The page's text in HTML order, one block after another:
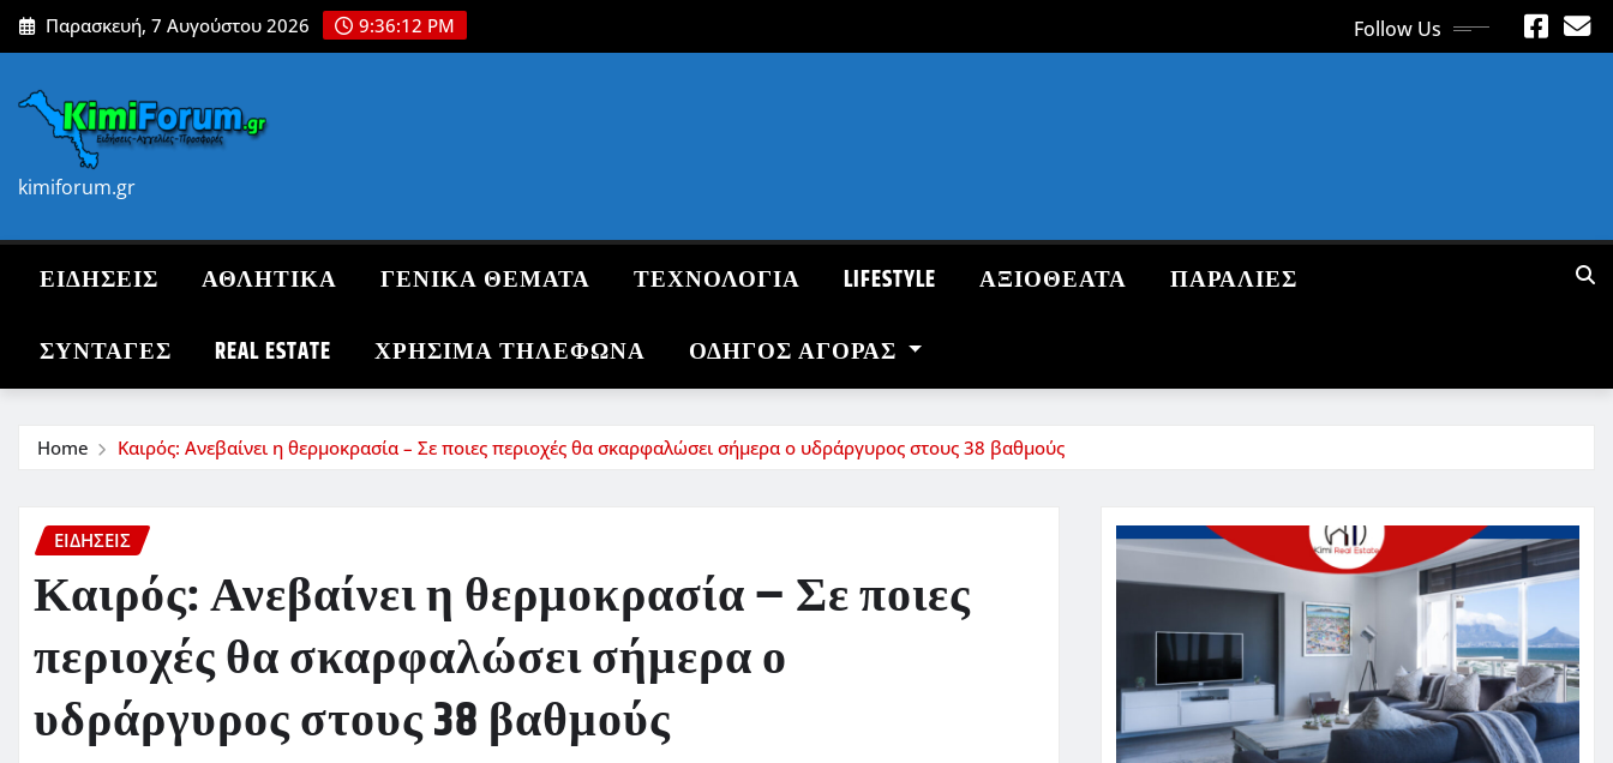
Skip
to
Παρασκευή, 7 Αυγούστου 2026 9:36:14 PM Follow Us
kimiforum.gr
ΕΙΔΗΣΕΙΣ ΑΘΛΗΤΙΚΑ ΓΕΝΙΚΑ ΘΕΜΑΤΑ ΤΕΧΝΟΛΟΓΙΑ LIFESTYLE ΑΞΙΟΘΕΑΤΑ ΠΑΡΑΛΙΕΣ
ΣΥΝΤΑΓΈΣ REAL ESTATE ΧΡΗΣΙΜΑ ΤΗΛΕΦΩΝΑ ΟΔΗΓΌΣ ΑΓΟΡΆΣ
Home Καιρός: Ανεβαίνει η θερμοκρασία – Σε ποιες περιοχές θα σκαρφαλώσει σήμερα ο υδράργυρος στους 38 βαθμούς
ΕΙΔΗΣΕΙΣ
Καιρός: Ανεβαίνει η θερμοκρασία – Σε ποιες
περιοχές θα σκαρφαλώσει σήμερα ο
υδράργυρος στους 38 βαθμούς